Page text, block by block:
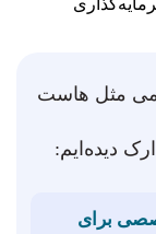
مثل هاست
دیده‌ایم:
برای